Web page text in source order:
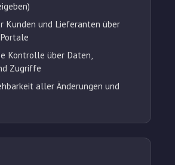
Kunden und Lieferanten über
Kontrolle über Daten,
Zugriffe
aller Änderungen und